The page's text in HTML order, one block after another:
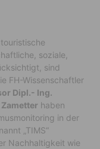
soziale,
sind
FH-Wissenschaftler
Dipl.- Ing.
haben
in der
„TIMS“
Nachhaltigkeit wie